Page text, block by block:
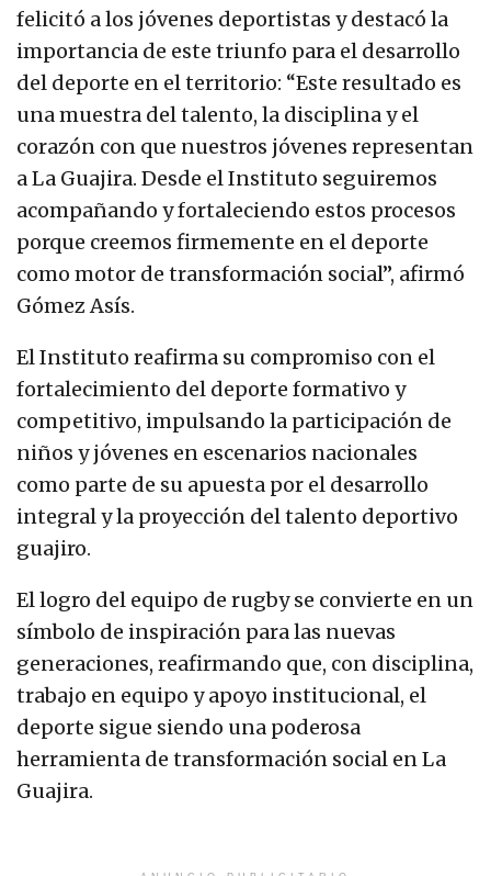
felicitó a los jóvenes deportistas y destacó la
importancia de este triunfo para el desarrollo
del deporte en el territorio: “Este resultado es
una muestra del talento, la disciplina y el
corazón con que nuestros jóvenes representan
a La Guajira. Desde el Instituto seguiremos
acompañando y fortaleciendo estos procesos
porque creemos firmemente en el deporte
como motor de transformación social”, afirmó
Gómez Asís.
El Instituto reafirma su compromiso con el
fortalecimiento del deporte formativo y
competitivo, impulsando la participación de
niños y jóvenes en escenarios nacionales
como parte de su apuesta por el desarrollo
integral y la proyección del talento deportivo
guajiro.
El logro del equipo de rugby se convierte en un
símbolo de inspiración para las nuevas
generaciones, reafirmando que, con disciplina,
trabajo en equipo y apoyo institucional, el
deporte sigue siendo una poderosa
herramienta de transformación social en La
Guajira.